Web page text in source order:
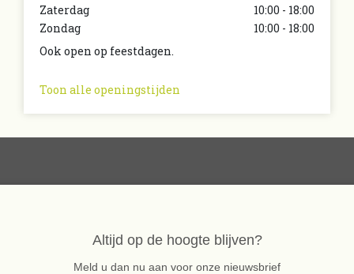
Zaterdag
10:00 - 18:00
Zondag
10:00 - 18:00
Ook open op feestdagen.
Toon alle openingstijden
Altijd op de hoogte blijven?
Meld u dan nu aan voor onze nieuwsbrief